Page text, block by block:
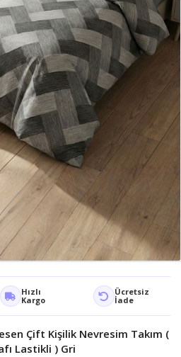
Hızlı
Kargo
Ücretsiz
İade
Çift Kişilik Nevresim Takım (
Lastikli ) Gri